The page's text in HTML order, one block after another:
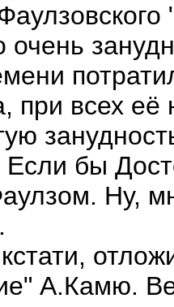
очень
при всех её
Если бы
Ну,
А.Камю.